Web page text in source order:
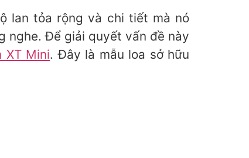
lan tỏa rộng và chi tiết mà nó
nghe. Để giải quyết vấn đề này
XT Mini. Đây là mẫu loa sở hữu